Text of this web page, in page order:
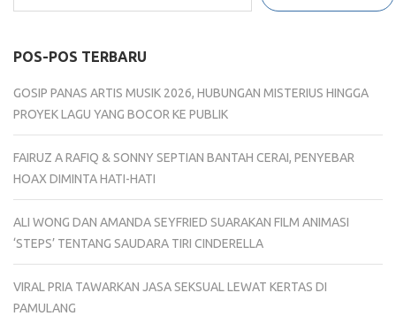
POS-POS TERBARU
GOSIP PANAS ARTIS MUSIK 2026, HUBUNGAN MISTERIUS HINGGA
PROYEK LAGU YANG BOCOR KE PUBLIK
FAIRUZ A RAFIQ & SONNY SEPTIAN BANTAH CERAI, PENYEBAR
HOAX DIMINTA HATI-HATI
ALI WONG DAN AMANDA SEYFRIED SUARAKAN FILM ANIMASI
‘STEPS’ TENTANG SAUDARA TIRI CINDERELLA
VIRAL PRIA TAWARKAN JASA SEKSUAL LEWAT KERTAS DI
PAMULANG